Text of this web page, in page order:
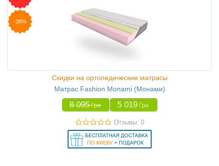
-38%
Скидки на ортопедические матрасы
Матрас Fashion Monami (Монами)
8 095 Грн 5 019 Грн
Отзывы: 0